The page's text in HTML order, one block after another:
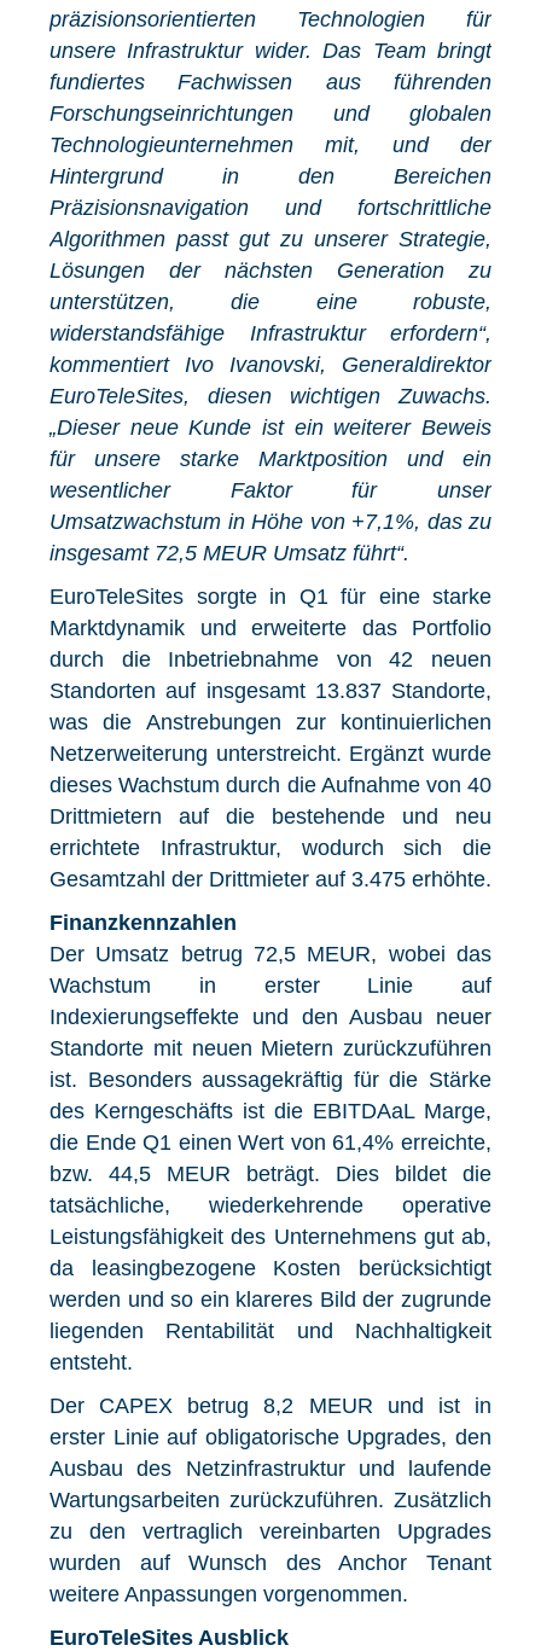
präzisionsorientierten Technologien für
unsere Infrastruktur wider. Das Team bringt
fundiertes Fachwissen aus führenden
Forschungseinrichtungen und globalen
Technologieunternehmen mit, und der
Hintergrund in den Bereichen
Präzisionsnavigation und fortschrittliche
Algorithmen passt gut zu unserer Strategie,
Lösungen der nächsten Generation zu
unterstützen, die eine robuste,
widerstandsfähige Infrastruktur erfordern“,
kommentiert Ivo Ivanovski, Generaldirektor
EuroTeleSites, diesen wichtigen Zuwachs.
„Dieser neue Kunde ist ein weiterer Beweis
für unsere starke Marktposition und ein
wesentlicher Faktor für unser
Umsatzwachstum in Höhe von +7,1%, das zu
insgesamt 72,5 MEUR Umsatz führt“.
EuroTeleSites sorgte in Q1 für eine starke
Marktdynamik und erweiterte das Portfolio
durch die Inbetriebnahme von 42 neuen
Standorten auf insgesamt 13.837 Standorte,
was die Anstrebungen zur kontinuierlichen
Netzerweiterung unterstreicht. Ergänzt wurde
dieses Wachstum durch die Aufnahme von 40
Drittmietern auf die bestehende und neu
errichtete Infrastruktur, wodurch sich die
Gesamtzahl der Drittmieter auf 3.475 erhöhte.
Finanzkennzahlen
Der Umsatz betrug 72,5 MEUR, wobei das
Wachstum in erster Linie auf
Indexierungseffekte und den Ausbau neuer
Standorte mit neuen Mietern zurückzuführen
ist. Besonders aussagekräftig für die Stärke
des Kerngeschäfts ist die EBITDAaL Marge,
die Ende Q1 einen Wert von 61,4% erreichte,
bzw. 44,5 MEUR beträgt. Dies bildet die
tatsächliche, wiederkehrende operative
Leistungsfähigkeit des Unternehmens gut ab,
da leasingbezogene Kosten berücksichtigt
werden und so ein klareres Bild der zugrunde
liegenden Rentabilität und Nachhaltigkeit
entsteht.
Der CAPEX betrug 8,2 MEUR und ist in
erster Linie auf obligatorische Upgrades, den
Ausbau des Netzinfrastruktur und laufende
Wartungsarbeiten zurückzuführen. Zusätzlich
zu den vertraglich vereinbarten Upgrades
wurden auf Wunsch des Anchor Tenant
weitere Anpassungen vorgenommen.
EuroTeleSites Ausblick